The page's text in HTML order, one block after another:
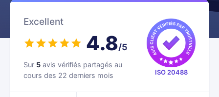
Excellent
4.8/5
Sur 5 avis vérifiés partagés au
cours des 22 derniers mois
ISO 20488